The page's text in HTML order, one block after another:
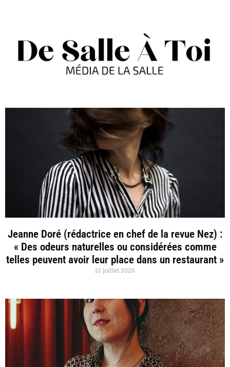
Jeanne Doré (rédactrice en chef de la revue Nez) :
« Des odeurs naturelles ou considérées comme
telles peuvent avoir leur place dans un restaurant »
21 juillet 2026